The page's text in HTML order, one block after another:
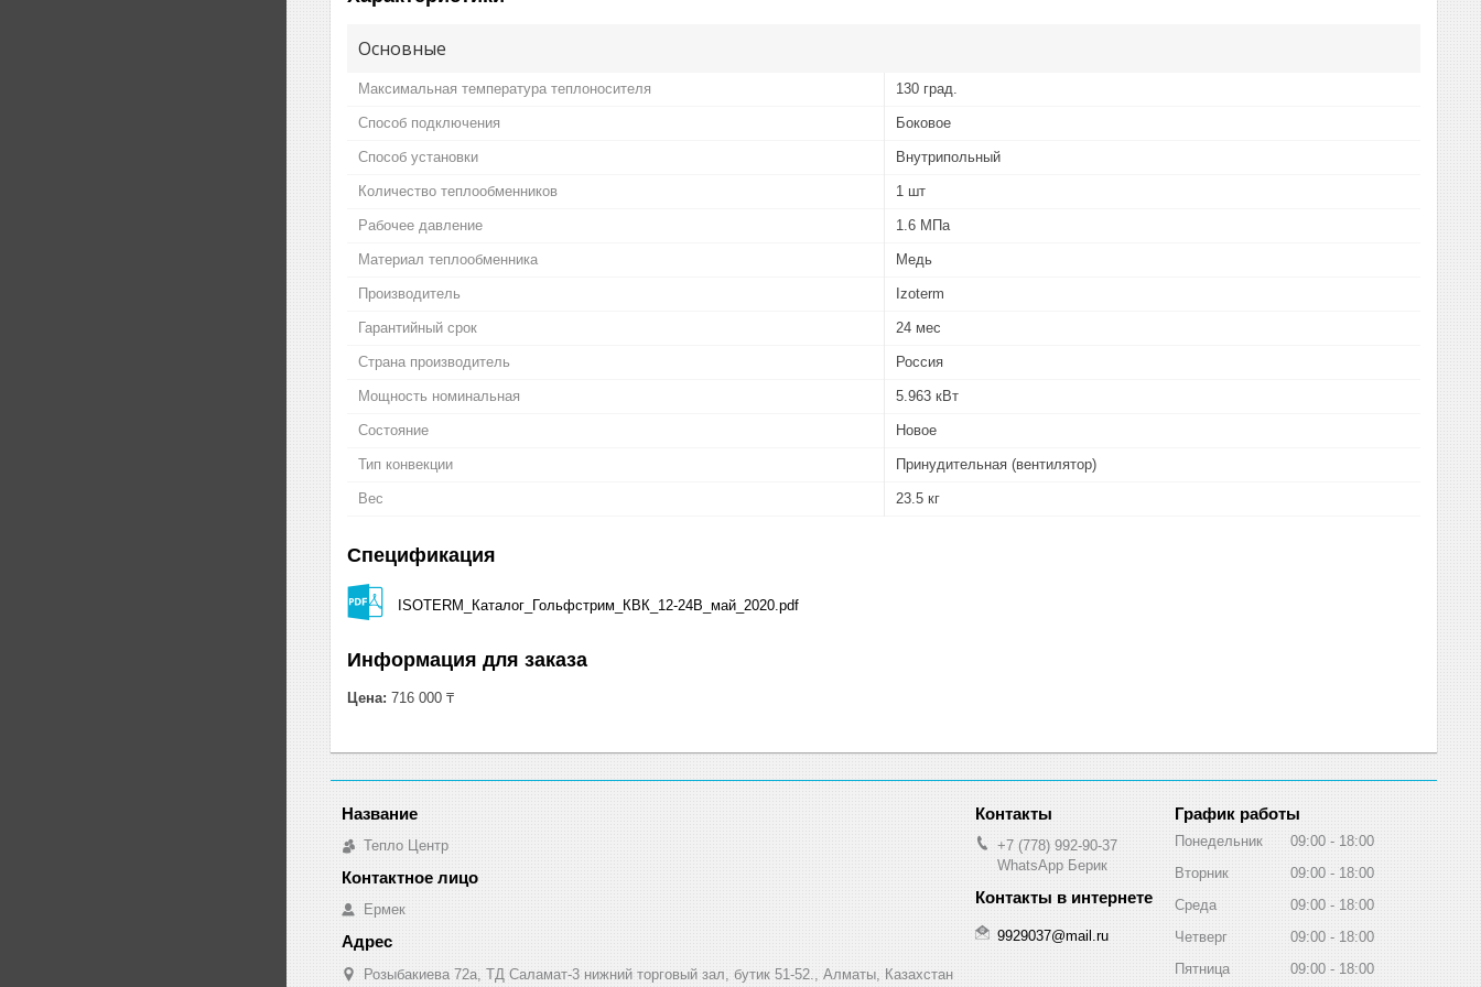
Основные
Максимальная температура теплоносителя 130 град.
Способ подключения Боковое
Способ установки Внутрипольный
Количество теплообменников 1 шт
Рабочее давление 1.6 МПа
Материал теплообменника Медь
Производитель Izoterm
Гарантийный срок 24 мес
Страна производитель Россия
Мощность номинальная 5.963 кВт
Состояние Новое
Тип конвекции Принудительная (вентилятор)
Вес 23.5 кг
Спецификация
ISOTERM_Каталог_Гольфстрим_КВК_12-24В_май_2020.pdf
Информация для заказа
Цена: 716 000 ₸
Тепло Центр
Ермек
Розыбакиева 72а, ТД Саламат-3 нижний торговый зал, бутик 51-52., Алматы, Казахстан
+7 (778) 992-90-37
WhatsApp Берик
9929037@mail.ru
График работы
Понедельник 09:00
18:00
Вторник
09:00
18:00
Среда
09:00
18:00
Четверг
09:00
18:00
Пятница
09:00 18:00